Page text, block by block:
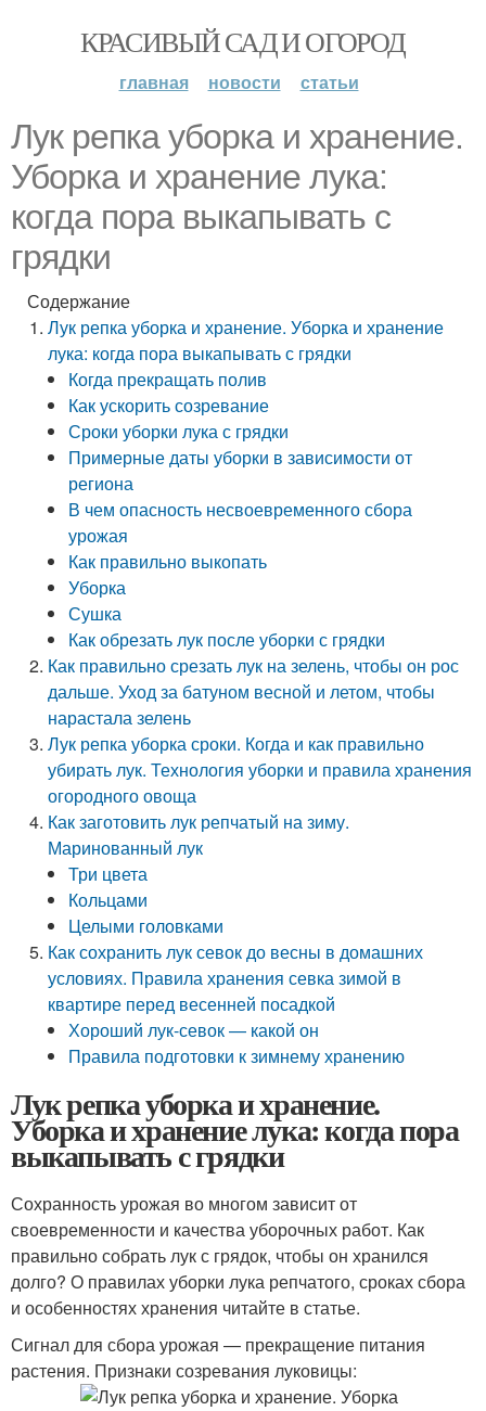
КРАСИВЫЙ САД И ОГОРОД
главная новости статьи
Лук репка уборка и хранение.
Уборка и хранение лука:
когда пора выкапывать с
грядки
Содержание
Лук репка уборка и хранение. Уборка и хранение
лука: когда пора выкапывать с грядки
Когда прекращать полив
Как ускорить созревание
Сроки уборки лука с грядки
Примерные даты уборки в зависимости от
региона
В чем опасность несвоевременного сбора
урожая
Как правильно выкопать
Уборка
Сушка
Как обрезать лук после уборки с грядки
Как правильно срезать лук на зелень, чтобы он рос
дальше. Уход за батуном весной и летом, чтобы
нарастала зелень
Лук репка уборка сроки. Когда и как правильно
убирать лук. Технология уборки и правила хранения
огородного овоща
Как заготовить лук репчатый на зиму.
Маринованный лук
Три цвета
Кольцами
Целыми головками
Как сохранить лук севок до весны в домашних
условиях. Правила хранения севка зимой в
квартире перед весенней посадкой
Хороший лук-севок — какой он
Правила подготовки к зимнему хранению
Лук репка уборка и хранение.
Уборка и хранение лука: когда пора
выкапывать с грядки
Сохранность урожая во многом зависит от
своевременности и качества уборочных работ. Как
правильно собрать лук с грядок, чтобы он хранился
долго? О правилах уборки лука репчатого, сроках сбора
и особенностях хранения читайте в статье.
Сигнал для сбора урожая — прекращение питания
растения. Признаки созревания луковицы: